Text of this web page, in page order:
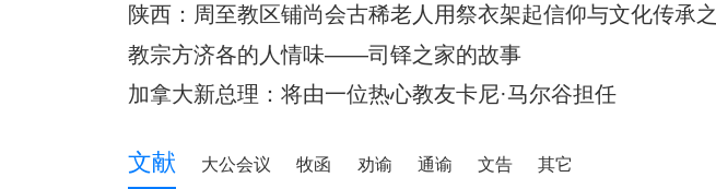
陕西：周至教区铺尚会古稀老人用祭衣架起信仰与文化传承之
桥
教宗方济各的人情味——司铎之家的故事
加拿大新总理：将由一位热心教友卡尼·马尔谷担任
文献 大公会议 牧函 劝谕 通谕 文告 其它